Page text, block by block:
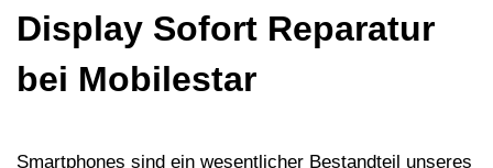
Display Sofort Reparatur
bei Mobilestar
Smartphones sind ein wesentlicher Bestandteil unseres